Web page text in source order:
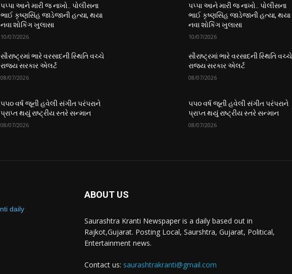
પપ્પા આને મારી જ નાખો.. પોલીસના
ભાઈ કૃષ્ણસિંહ જાડેજાની હત્યા, થયા
નવા શોકિંગ ખુલાસા
10/07/2026
સૌરાષ્ટ્રમાં ભારે વરસાદની સ્થિતિ વચ્ચે
રાજ્ય સરકાર એલર્ટ
08/07/2026
૫૫૦ વર્ષ જૂની હવેલી સંગીત પરંપરાને
પ્રાપ્ત થયું રાષ્ટ્રીય સ્તરે સન્માન
08/07/2026
પપ્પા આને મારી જ નાખો.. પોલીસના
ભાઈ કૃષ્ણસિંહ જાડેજાની હત્યા, થયા
નવા શોકિંગ ખુલાસા
10/07/2026
સૌરાષ્ટ્રમાં ભારે વરસાદની સ્થિતિ વચ્ચે
રાજ્ય સરકાર એલર્ટ
08/07/2026
૫૫૦ વર્ષ જૂની હવેલી સંગીત પરંપરાને
પ્રાપ્ત થયું રાષ્ટ્રીય સ્તરે સન્માન
08/07/2026
ABOUT US
Saurashtra Kranti Newspaper is a daily based out in
Rajkot,Gujarat. Posting Local, Saurshtra, Gujarat, Political,
Entertainment news.
Contact us: saurashtrakranti@gmail.com